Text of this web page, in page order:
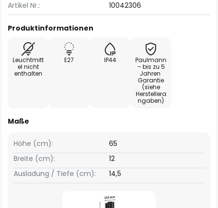
Artikel Nr.:
10042306
Produktinformationen
Leuchtmitt
el nicht
enthalten
E27 IP44
Paulmann
– bis zu 5
Jahren
Garantie
(siehe
Herstellera
ngaben)
Maße
Breite (cm): 12
Höhe (cm): 65
Ausladung / Tiefe (cm): 14,5